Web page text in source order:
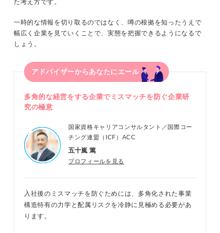
た考え方です。
一時的な情報を切り取るのではなく、噂の根拠を知ったうえで
幅広く企業を見ていくことで、実態を把握できるようになるで
しょう。
アドバイザーからあなたにエール
多角的な経営をする企業でミスマッチを防ぐ企業研
究の極意
国家資格キャリアコンサルタント／国際コー
チング連盟（ICF）ACC
五十嵐 篤
プロフィールを見る
入社後のミスマッチを防ぐためには、多角化された事業
構造特有の力学と配属リスクを冷静に見極める必要があ
ります。